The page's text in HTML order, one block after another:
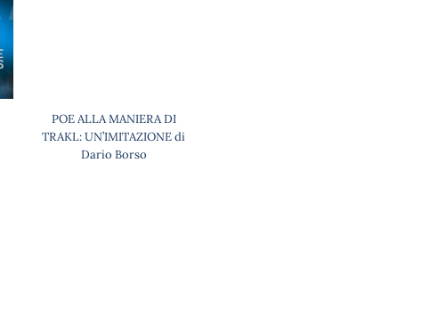
POE ALLA MANIERA DI
TRAKL: UN’IMITAZIONE di
Dario Borso